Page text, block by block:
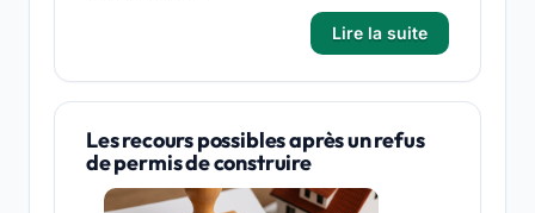
Lire la suite
Les recours possibles après un refus
de permis de construire